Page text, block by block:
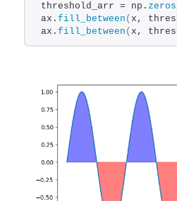
threshold_arr = np.
ax.fill_between ( x,
ax.fill_between ( x,